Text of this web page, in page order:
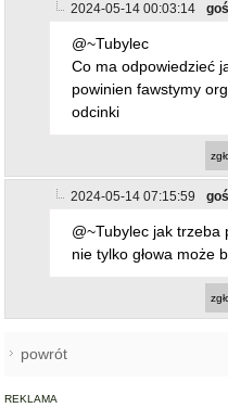
2024-05-14 00:03:14
@~Tubylec
Co ma odpowiedzieć
powinien fawstymy
odcinki
2024-05-14 07:15:59
@~Tubylec jak
nie tylko głowa może
powrót
REKLAMA